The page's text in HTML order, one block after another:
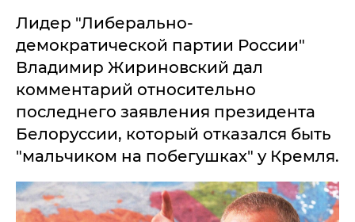
Лидер "Либерально-
демократической партии России"
Владимир Жириновский дал
комментарий относительно
последнего заявления президента
Белоруссии, который отказался быть
"мальчиком на побегушках" у Кремля.